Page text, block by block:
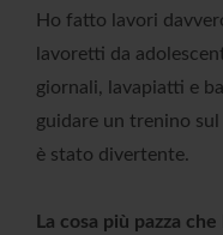
Ho fatto lavori
lavoretti da
giornali, lavapiatti e
guidare un trenino
è stato divertente.
La cosa più pazza